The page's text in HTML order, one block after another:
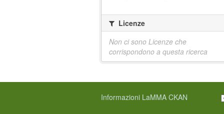
Licenze
Non ci sono Licenze che
corrispondono a questa ricerca
Informazioni LaMMA CKAN